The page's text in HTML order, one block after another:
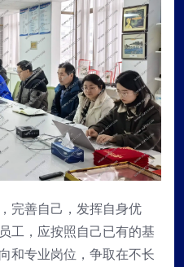
完善自己，发挥自身优
工，应按照自己已有的基
和专业岗位，争取在不长